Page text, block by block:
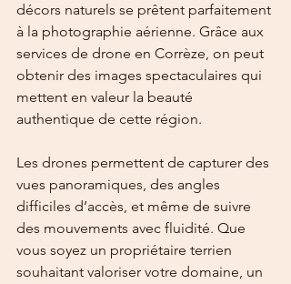
décors naturels se prêtent parfaitement
à la photographie aérienne. Grâce aux
services de drone en Corrèze, on peut
obtenir des images spectaculaires qui
mettent en valeur la beauté
authentique de cette région.
Les drones permettent de capturer des
vues panoramiques, des angles
difficiles d’accès, et même de suivre
des mouvements avec fluidité. Que
vous soyez un propriétaire terrien
souhaitant valoriser votre domaine, un